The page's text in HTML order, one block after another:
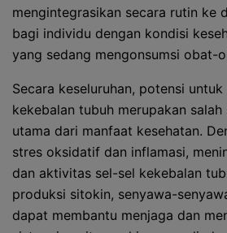
mengintegrasikan secara rutin ke
bagi individu dengan kondisi
yang sedang mengonsumsi obat-
Secara keseluruhan, potensi
kekebalan tubuh merupakan
utama dari manfaat kesehatan.
stres oksidatif dan inflamasi,
dan aktivitas sel-sel kekebalan
produksi sitokin, senyawa-
dapat membantu menjaga dan